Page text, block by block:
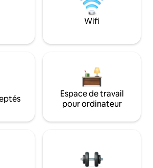
Wifi
Espace de travail
pour ordinateur